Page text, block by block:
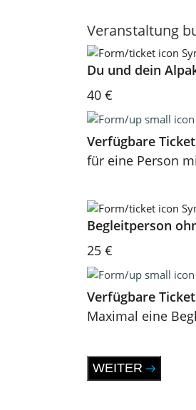
Veranstaltung
Du und dein
40 €
Verfügbare
für eine Person
Begleitperson
25 €
Verfügbare
Maximal eine
WEITER